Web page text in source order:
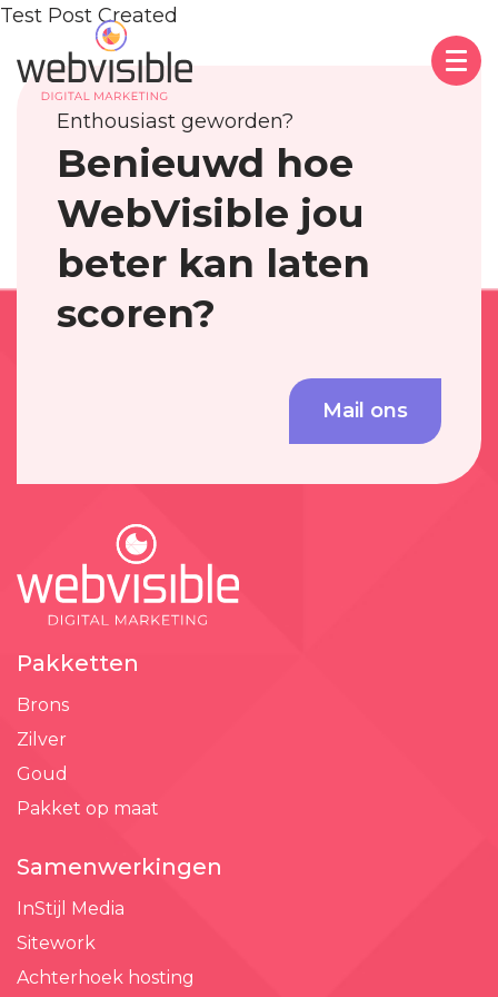
Test Post Created
Enthousiast geworden?
Benieuwd hoe
WebVisible jou
beter kan laten
scoren?
Mail ons
Pakketten
Brons
Zilver
Goud
Pakket op maat
Samenwerkingen
InStijl Media
Sitework
Achterhoek hosting